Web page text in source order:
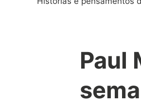
Paul